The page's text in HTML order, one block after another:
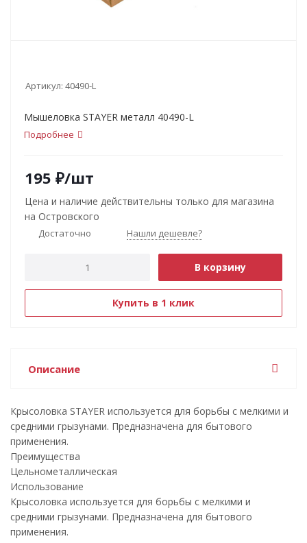
Артикул: 40490-L
Мышеловка STAYER металл 40490-L
Подробнее
195 ₽/шт
Цена и наличие действительны только для магазина
на Островского
Достаточно Нашли дешевле?
В корзину
Купить в 1 клик
Описание
Крысоловка STAYER используется для борьбы с мелкими и
средними грызунами. Предназначена для бытового
применения.
Преимущества
Цельнометаллическая
Использование
Крысоловка используется для борьбы с мелкими и
средними грызунами. Предназначена для бытового
применения.